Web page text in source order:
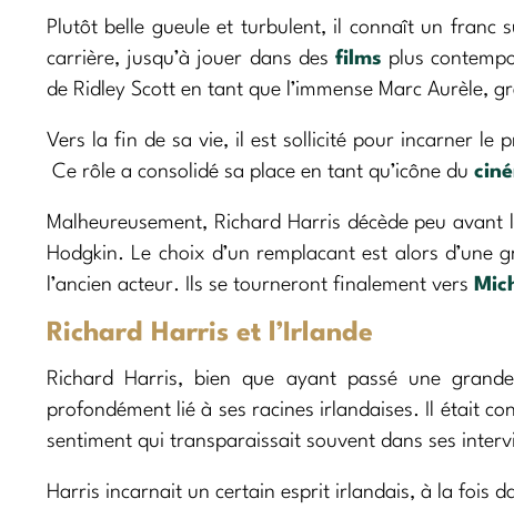
Plutôt belle gueule et turbulent, il connaît un franc
carrière, jusqu’à jouer dans desfilms plus
de Ridley Scott en tant que l’immense Marc Aurèle,
Vers la fin de sa vie, il est sollicité pour incarner le
Ce rôle a consolidé sa place en tant qu’icône du
Malheureusement, Richard Harris décède peu
Hodgkin. Le choix d’un remplacant est alors
l’ancien acteur. Ils se tourneront finalement vers
Richard Harris et l’Irlande
Richard Harris, bien que ayant passé une
profondément lié à ses racines irlandaises. Il était
sentiment qui transparaissait souvent dans ses
Harris incarnait un certain esprit irlandais, à la fois